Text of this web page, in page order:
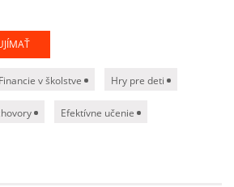
Financie v školstve Hry pre deti
Efektívne učenie